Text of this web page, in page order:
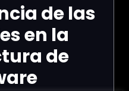
de las
en la
de